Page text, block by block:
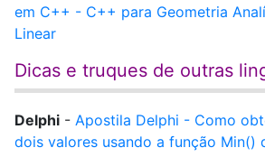
em C++ - C++ para Geometria
Linear
Dicas e truques de outras
Delphi - Apostila Delphi - Como
dois valores usando a função Min()